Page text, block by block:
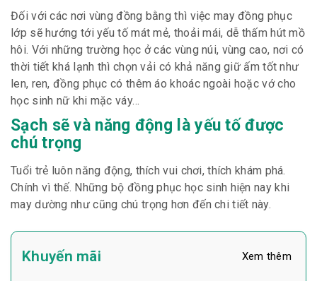
Đối với các nơi vùng đồng bằng thì việc may đồng phục
lớp sẽ hướng tới yếu tố mát mẻ, thoải mái, dễ thấm hút mồ
hôi. Với những trường học ở các vùng núi, vùng cao, nơi có
thời tiết khá lạnh thì chọn vải có khả năng giữ ấm tốt như
len, ren, đồng phục có thêm áo khoác ngoài hoặc vớ cho
học sinh nữ khi mặc váy…
Sạch sẽ và năng động là yếu tố được
chú trọng
Tuổi trẻ luôn năng động, thích vui chơi, thích khám phá.
Chính vì thế. Những bộ đồng phục học sinh hiện nay khi
may dường như cũng chú trọng hơn đến chi tiết này.
Khuyến mãi Xem thêm